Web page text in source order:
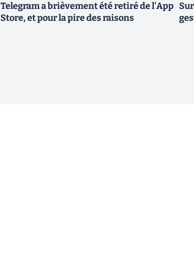
Telegram a brièvement été retiré de l'App
Store, et pour la pire des raisons